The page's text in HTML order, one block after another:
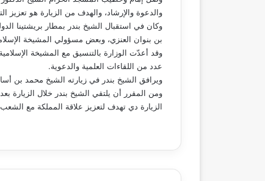
والدعوة والإرشاد، والهدف من الزيارة هو تعزيز
وكان في استقبال الشيخ بندر بمطار بريشتينا
بن بنوان العنزي، وبعض مسؤولي المشيخة
وقد أعدّت الوزارة بالتنسيق مع المشيخة
عدد من اللقاءات العلمية والدعوية.
ويرافق الشيخ بندر في زيارته الشيخ محمد بن
ومن المقرر أن يلتقي الشيخ بندر خلال الزيارة
الزيارة دي تهدف لتعزيز علاقة المملكة مع